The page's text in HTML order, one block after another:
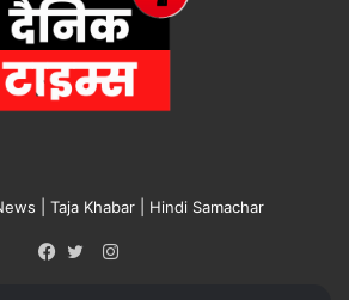
| Taja Khabar | Hindi Samachar
Instagram